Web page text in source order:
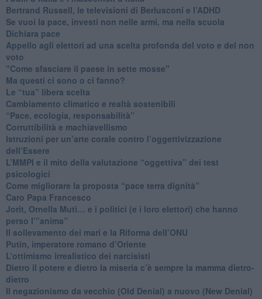
​Bertrand Russell, le televisioni di Berlusconi e l’ADHD
​Se vuoi la pace, investi non nelle armi, ma nella scuola
​Dichiara pace
​Appello agli elettori ad una scelta profonda del voto e del non
voto
"Come sfasciare il paese in sette mosse"
​Ma questi ci sono o ci fanno?
​Le “tua” libera scelta
Cambiamento climatico e realtà sostenibili
“Pace, ecologia, responsabilità”
​Corruttibilità e machiavellismo
Istruzioni per un’arte corale contro l’oggettivizzazione
dell’Essere
​L’MMPI e il mito della valutazione “oggettiva” dei test
psicologici
Come migliorare la proposta “pace terra dignità”
Caro Papa Francesco
​Jorit, Ornella Muti… e i politici (e i loro elettori) che hanno
perso l’”anima”
​Il sollevamento dei mari e la Riforma dell’ONU
Putin, imperatore romano d’Oriente
​L’ottimismo irrealistico dei narcisisti
​Dietro il potere e dietro la miseria c’è sempre la mamma dietro-
dietro
Il negazionismo da vecchio (Old Denial) a nuovo (New Denial)